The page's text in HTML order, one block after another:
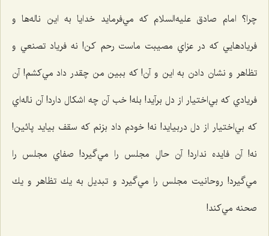
چرا؟ امام صادق عليه‌السلام كه مي‌فرمايد خدايا به اين ناله‌ها و
فريادهایي كه در عزاي مصيبت ماست رحم كن! نه فرياد تصنعي و
تظاهر و نشان دادن به اين و آن! كه ببين من چقدر داد مي‌كشم! آن
فريادي كه بي‌اختيار از دل برآيد! بله! خب آن چه اشكال دارد! آن ناله‌اي
كه بي‌اختيار از دل دربيايد! نه! خودم داد بزنم كه سقف بيايد پائين!
نه! آن فايده ندارد! آن حالِ مجلس را مي‌گيرد! صفاي مجلس را
مي‌گيرد! روحانيت مجلس را مي‌گيرد و تبديل به يك تظاهر و يك
صحنه مي‌كند!